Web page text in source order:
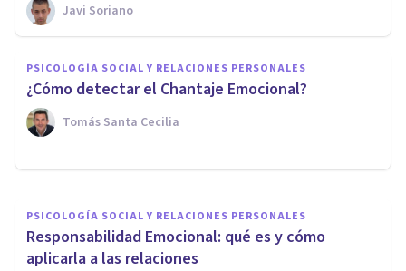
Javi Soriano
PSICOLOGÍA SOCIAL Y RELACIONES PERSONALES
¿Cómo detectar el Chantaje Emocional?
Tomás Santa Cecilia
PSICOLOGÍA SOCIAL Y RELACIONES PERSONALES
Disparadores Emocionales en
Navidad: ¿Qué hacer ante
ellos?
PSICOLOGÍA SOCIAL Y RELACIONES PERSONALES
Responsabilidad Emocional: qué es y cómo
aplicarla a las relaciones